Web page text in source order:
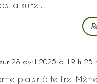
la suite…
sur 28 avril 2025 à 19 h 25
plaisir à te lire.